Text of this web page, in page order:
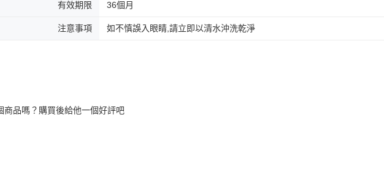
有效期限 36個月
注意事項 如不慎誤入眼睛,請立即以清水沖洗乾淨
商品嗎？購買後給他一個好評吧